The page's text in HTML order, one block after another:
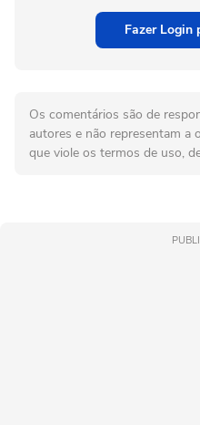
Fazer Login
Os comentários são de
autores e não representam a
que viole os termos de uso,